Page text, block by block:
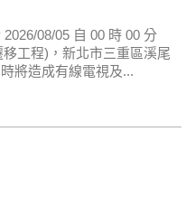
08/05 自 00 時 00 分
工程)，新北市三重區溪尾
將造成有線電視及...